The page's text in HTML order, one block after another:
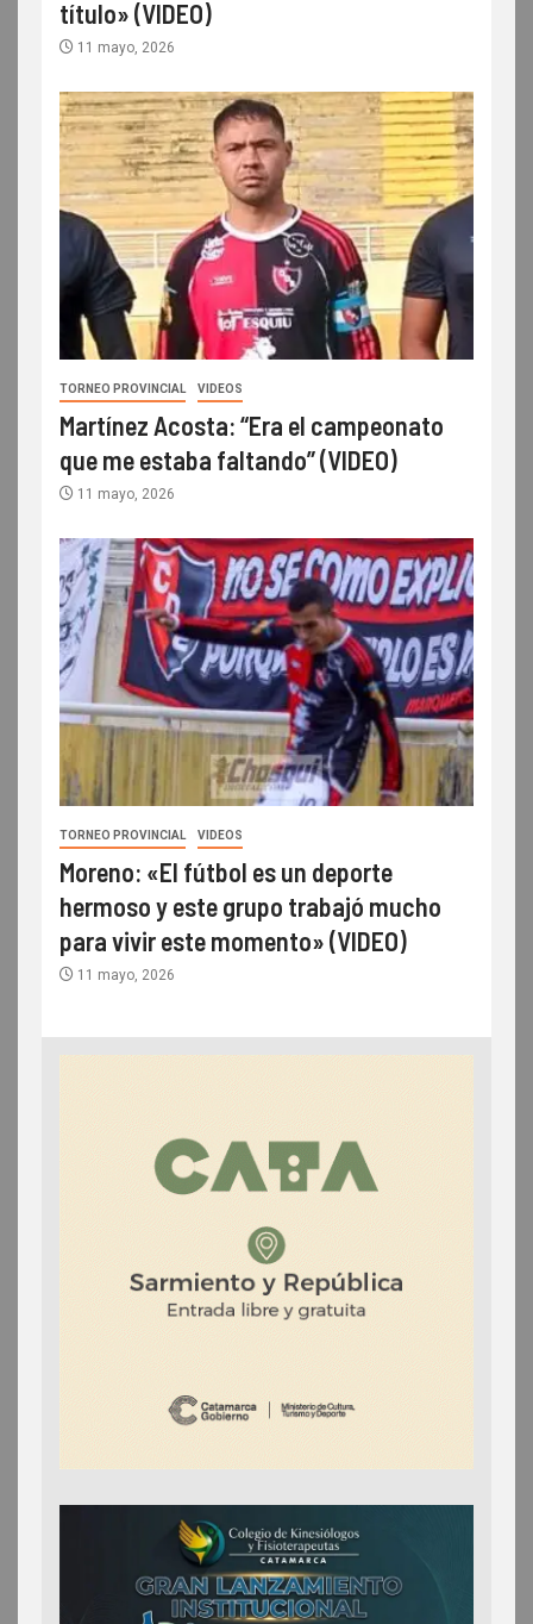
título» (VIDEO)
11 mayo, 2026
TORNEO PROVINCIAL VIDEOS
Martínez Acosta: “Era el campeonato
que me estaba faltando” (VIDEO)
11 mayo, 2026
TORNEO PROVINCIAL VIDEOS
Moreno: «El fútbol es un deporte
hermoso y este grupo trabajó mucho
para vivir este momento» (VIDEO)
11 mayo, 2026